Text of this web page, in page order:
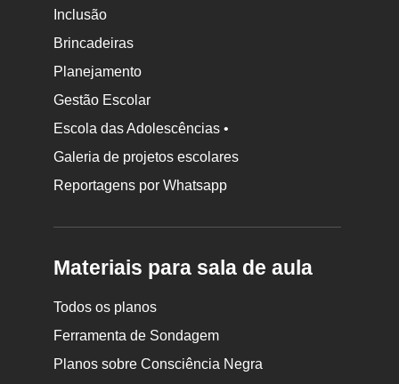
Inclusão
Brincadeiras
Planejamento
Gestão Escolar
Escola das Adolescências •
Galeria de projetos escolares
Reportagens por Whatsapp
Materiais para sala de aula
Todos os planos
Ferramenta de Sondagem
Planos sobre Consciência Negra